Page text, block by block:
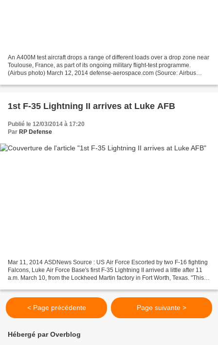
An A400M test aircraft drops a range of different loads over a drop zone near
Toulouse, France, as part of its ongoing military flight-test programme.
(Airbus photo) March 12, 2014 defense-aerospace.com (Source: Airbus
1st F-35 Lightning II arrives at Luke AFB
Publié le 12/03/2014 à 17:20
Par RP Defense
Mar 11, 2014 ASDNews Source : US Air Force Escorted by two F-16 fighting
Falcons, Luke Air Force Base's first F-35 Lightning II arrived a little after 11
a.m. March 10, from the Lockheed Martin factory in Fort Worth, Texas. "This is
< Page précédente Page suivante >
Hébergé par Overblog